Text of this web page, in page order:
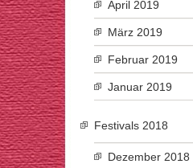
April 2019
März 2019
Februar 2019
Januar 2019
Festivals 2018
Dezember 2018